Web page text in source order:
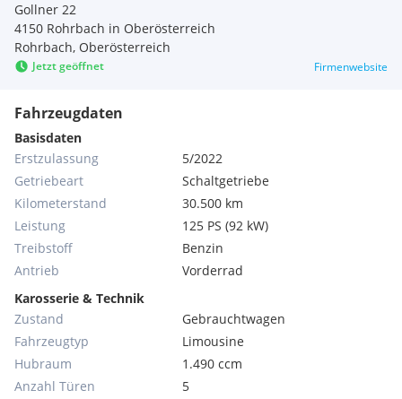
Gollner 22
4150 Rohrbach in Oberösterreich
Rohrbach, Oberösterreich
Jetzt geöffnet Firmenwebsite
Fahrzeugdaten
Basisdaten
Erstzulassung
5/2022
Getriebeart
Schaltgetriebe
Kilometerstand
30.500 km
Leistung
125 PS (92 kW)
Treibstoff
Benzin
Antrieb
Vorderrad
Karosserie & Technik
Zustand
Gebrauchtwagen
Fahrzeugtyp
Limousine
Hubraum
1.490 ccm
Anzahl Türen
5